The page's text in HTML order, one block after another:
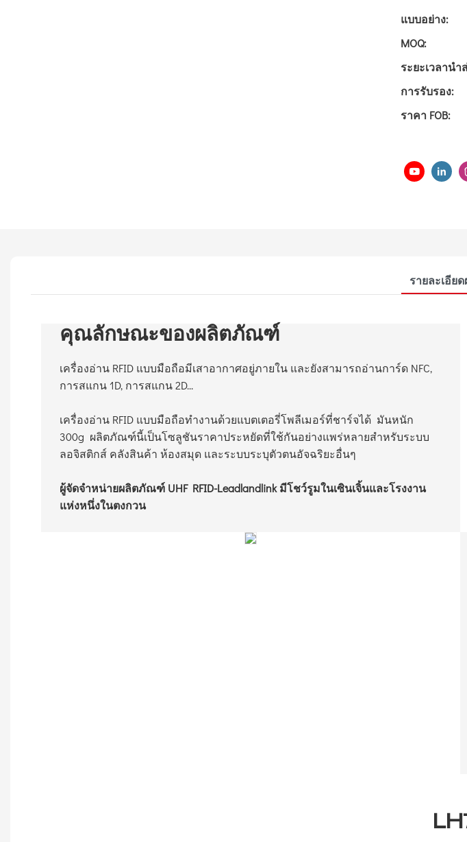
แบบอย่าง:
MOQ:
ระยะเวลานำ
การรับรอง:
ราคา FOB:
รายละเอี
คุณลักษณะของผลิตภัณฑ์
เครื่องอ่าน RFID แบบมือถือมีเสาอากาศอยู่ภายใน และยังสามารถอ่านการ์ด NFC,
การสแกน 1D, การสแกน 2D...
เครื่องอ่าน RFID แบบมือถือทำงานด้วยแบตเตอรี่โพลีเมอร์ที่ชาร์จได้ มันหนัก
300g ผลิตภัณฑ์นี้เป็นโซลูชันราคาประหยัดที่ใช้กันอย่างแพร่หลายสำหรับระบบ
ลอจิสติกส์ คลังสินค้า ห้องสมุด และระบบระบุตัวตนอัจฉริยะอื่นๆ
ผู้จัดจำหน่ายผลิตภัณฑ์ UHF RFID-Leadlandlink มีโชว์รูมในเซินเจิ้นและโรงงาน
แห่งหนึ่งในตงกวน